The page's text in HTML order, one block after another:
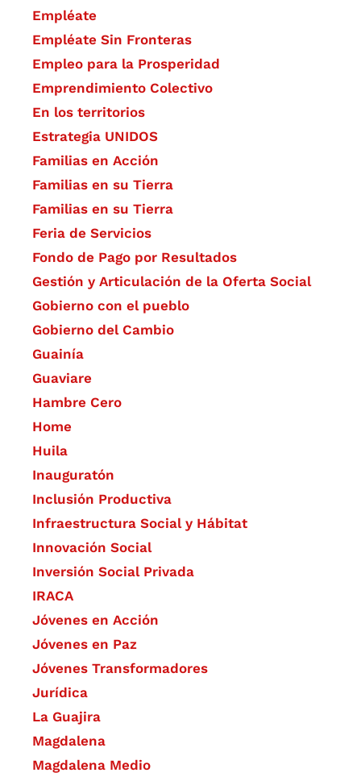
Empléate
Empléate Sin Fronteras
Empleo para la Prosperidad
Emprendimiento Colectivo
En los territorios
Estrategia UNIDOS
Familias en Acción
Familias en su Tierra
Familias en su Tierra
Feria de Servicios
Fondo de Pago por Resultados
Gestión y Articulación de la Oferta Social
Gobierno con el pueblo
Gobierno del Cambio
Guainía
Guaviare
Hambre Cero
Home
Huila
Inauguratón
Inclusión Productiva
Infraestructura Social y Hábitat
​Innovación Social
Inversión Social Privada
IRACA
Jóvenes en Acción
Jóvenes en Paz
Jóvenes Transformadores
Jurídica
La Guajira
Magdalena
Magdalena Medio